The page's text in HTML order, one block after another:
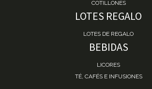
COTILLONES
LOTES REGALO
LOTES DE REGALO
BEBIDAS
LICORES
TÉ, CAFÉS E INFUSIONES